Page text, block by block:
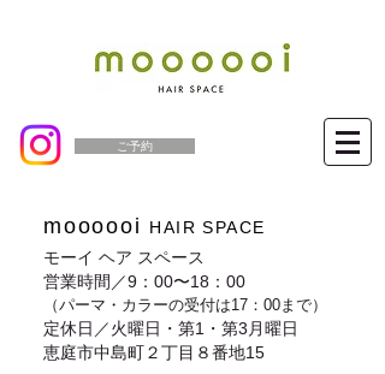
ご予約
moooooi
HAIR SPACE
モーイ ヘア スペース
営業時間／9：00〜18：00
（パーマ・カラーの受付は17：00まで）
定休日／火曜日・第1・第3月曜日
恵庭市中島町２丁目８番地15